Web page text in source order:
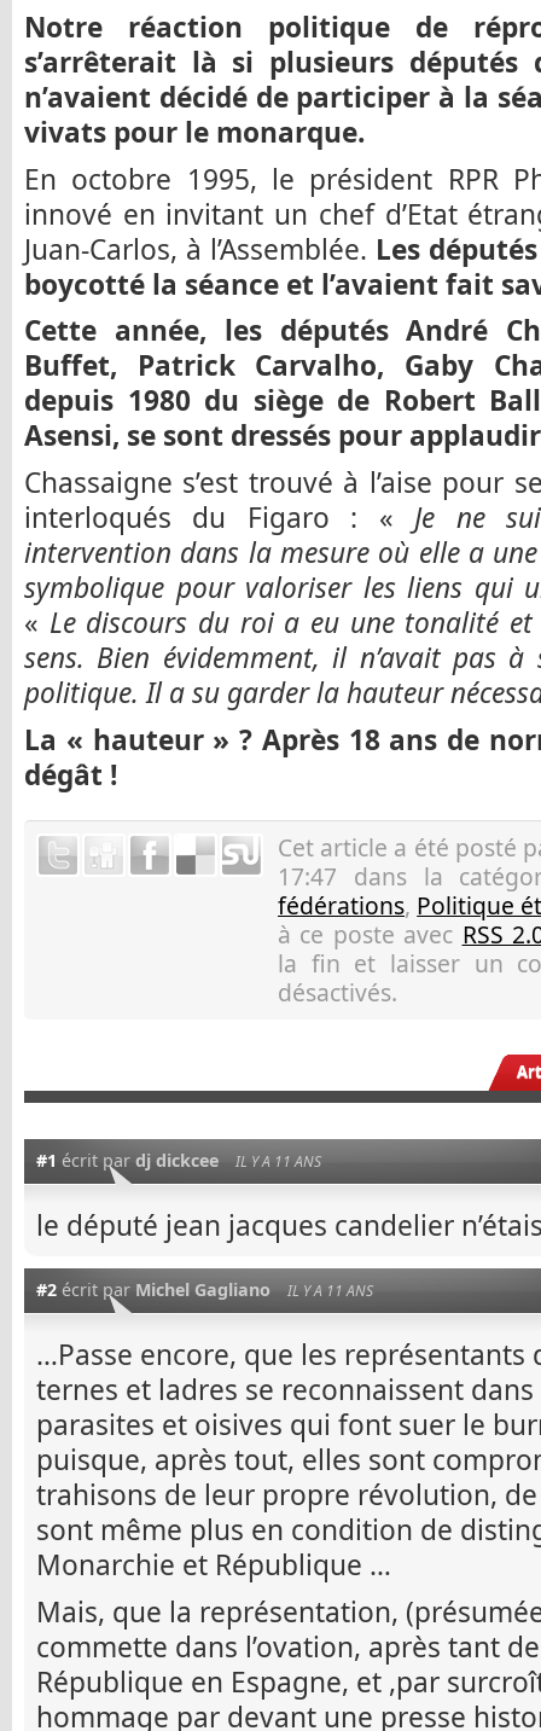
Notre réaction politique de
s’arrêterait là si plusieurs députés
n’avaient décidé de participer à la
vivats pour le monarque.
En octobre 1995, le président RPR
innové en invitant un chef d’Etat
Juan-Carlos, à l’Assemblée. Les
boycotté la séance et l’avaient fait
Cette année, les députés André
Buffet, Patrick Carvalho, Gaby
depuis 1980 du siège de Robert
Asensi, se sont dressés pour
Chassaigne s’est trouvé à l’aise pour
interloqués du Figaro : « Je ne
intervention dans la mesure où elle a
symbolique pour valoriser les liens qui
« Le discours du roi a eu une tonalité
sens. Bien évidemment, il n’avait pas à
politique. Il a su garder la hauteur
La « hauteur » ? Après 18 ans de
dégât !
Cet article a été posté
17:47 dans la
fédérations, Politique
à ce poste avec RSS
la fin et laisser un
désactivés.
#1 écrit par dj dickcee IL Y A 11 ANS
le député jean jacques candelier
#2 écrit par Michel Gagliano IL Y A 11 ANS
…Passe encore, que les représentants
ternes et ladres se reconnaissent
parasites et oisives qui font suer le
puisque, après tout, elles sont
trahisons de leur propre révolution,
sont même plus en condition de
Monarchie et République …
Mais, que la représentation,
commette dans l’ovation, après tant
République en Espagne, et ,par
hommage par devant une presse